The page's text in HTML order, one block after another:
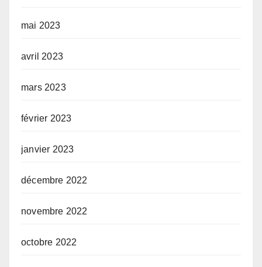
mai 2023
avril 2023
mars 2023
février 2023
janvier 2023
décembre 2022
novembre 2022
octobre 2022